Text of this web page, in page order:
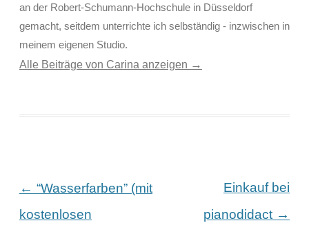
an der Robert-Schumann-Hochschule in Düsseldorf
gemacht, seitdem unterrichte ich selbständig - inzwischen in
meinem eigenen Studio.
Alle Beiträge von Carina anzeigen →
Beitragsnavigation
← “Wasserfarben” (mit
kostenlosen
Einkauf bei
pianodidact →